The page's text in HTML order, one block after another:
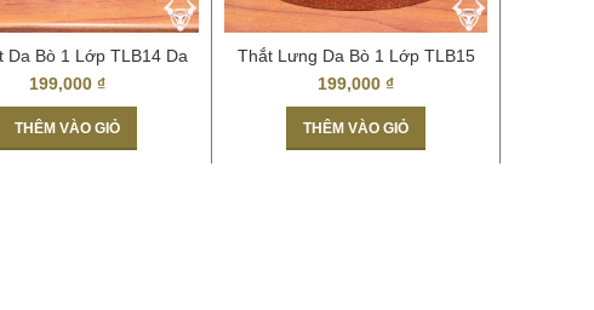
Da Bò 1 Lớp TLB14 Da
Thật Giá Rẻ
199,000 ₫
THÊM VÀO GIỎ
Thắt Lưng Da Bò 1 Lớp TLB15
Cho Nam
199,000 ₫
THÊM VÀO GIỎ